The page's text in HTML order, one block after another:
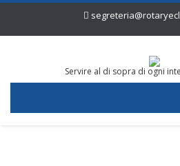
Servire al di sopra di ogni